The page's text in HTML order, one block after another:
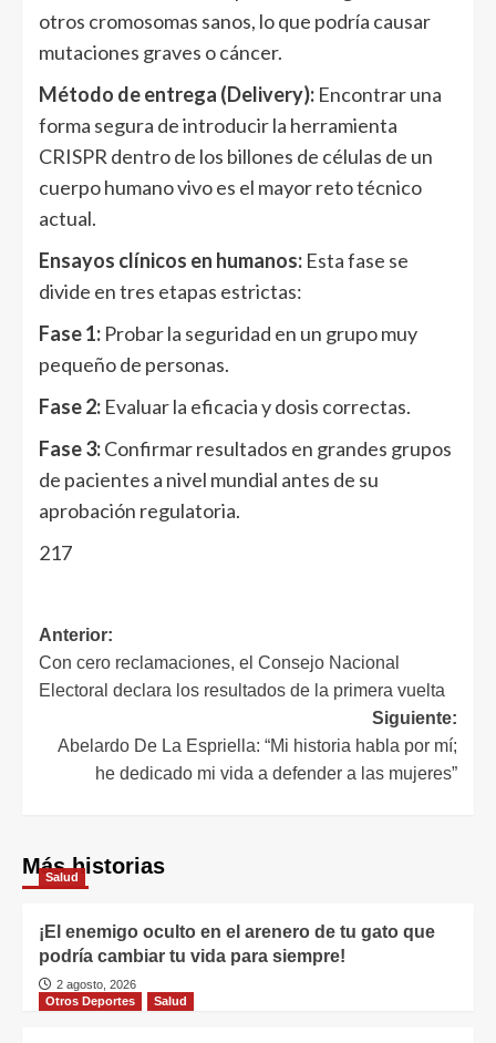
otros cromosomas sanos, lo que podría causar
mutaciones graves o cáncer.
Método de entrega (Delivery): Encontrar una
forma segura de introducir la herramienta
CRISPR dentro de los billones de células de un
cuerpo humano vivo es el mayor reto técnico
actual.
Ensayos clínicos en humanos: Esta fase se
divide en tres etapas estrictas:
Fase 1: Probar la seguridad en un grupo muy
pequeño de personas.
Fase 2: Evaluar la eficacia y dosis correctas.
Fase 3:Confirmar resultados en grandes grupos
de pacientes a nivel mundial antes de su
aprobación regulatoria.
217
Anterior:
Con cero reclamaciones, el Consejo Nacional
Electoral declara los resultados de la primera vuelta
Siguiente:
Abelardo De La Espriella: “Mi historia habla por mí;
he dedicado mi vida a defender a las mujeres”
Más historias
Salud
¡El enemigo oculto en el arenero de tu gato que
podría cambiar tu vida para siempre!
2 agosto, 2026
Otros Deportes
Salud